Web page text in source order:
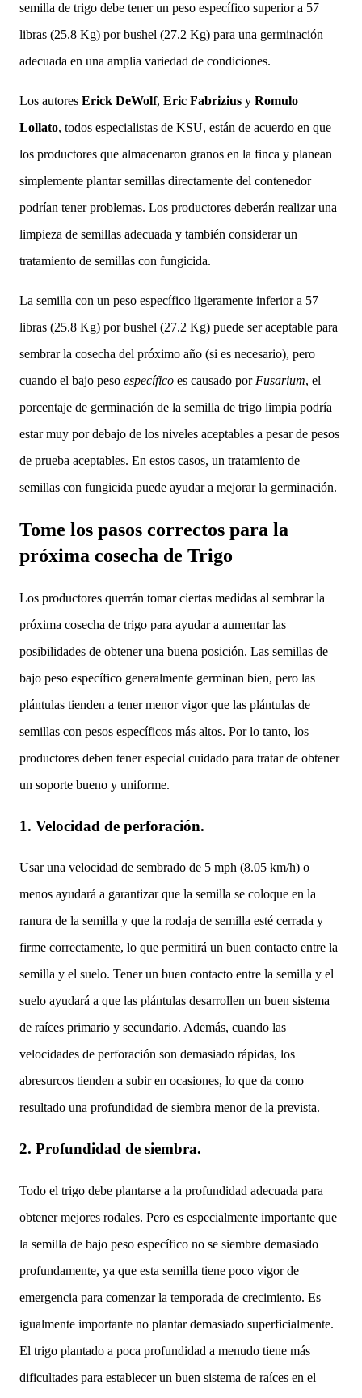
semilla de trigo debe tener un peso específico superior a 57
libras (25.8 Kg) por bushel (27.2 Kg) para una germinación
adecuada en una amplia variedad de condiciones.
Los autores Erick DeWolf, Eric Fabrizius y Romulo
Lollato, todos especialistas de KSU, están de acuerdo en que
los productores que almacenaron granos en la finca y planean
simplemente plantar semillas directamente del contenedor
podrían tener problemas. Los productores deberán realizar una
limpieza de semillas adecuada y también considerar un
tratamiento de semillas con fungicida.
La semilla con un peso específico ligeramente inferior a 57
libras (25.8 Kg) por bushel (27.2 Kg) puede ser aceptable para
sembrar la cosecha del próximo año (si es necesario), pero
cuando el bajo peso específico es causado por Fusarium, el
porcentaje de germinación de la semilla de trigo limpia podría
estar muy por debajo de los niveles aceptables a pesar de pesos
de prueba aceptables. En estos casos, un tratamiento de
semillas con fungicida puede ayudar a mejorar la germinación.
Tome los pasos correctos para la
próxima cosecha de Trigo
Los productores querrán tomar ciertas medidas al sembrar la
próxima cosecha de trigo para ayudar a aumentar las
posibilidades de obtener una buena posición. Las semillas de
bajo peso específico generalmente germinan bien, pero las
plántulas tienden a tener menor vigor que las plántulas de
semillas con pesos específicos más altos. Por lo tanto, los
productores deben tener especial cuidado para tratar de obtener
un soporte bueno y uniforme.
1. Velocidad de perforación.
Usar una velocidad de sembrado de 5 mph (8.05 km/h) o
menos ayudará a garantizar que la semilla se coloque en la
ranura de la semilla y que la rodaja de semilla esté cerrada y
firme correctamente, lo que permitirá un buen contacto entre la
semilla y el suelo. Tener un buen contacto entre la semilla y el
suelo ayudará a que las plántulas desarrollen un buen sistema
de raíces primario y secundario. Además, cuando las
velocidades de perforación son demasiado rápidas, los
abresurcos tienden a subir en ocasiones, lo que da como
resultado una profundidad de siembra menor de la prevista.
2. Profundidad de siembra.
Todo el trigo debe plantarse a la profundidad adecuada para
obtener mejores rodales. Pero es especialmente importante que
la semilla de bajo peso específico no se siembre demasiado
profundamente, ya que esta semilla tiene poco vigor de
emergencia para comenzar la temporada de crecimiento. Es
igualmente importante no plantar demasiado superficialmente.
El trigo plantado a poca profundidad a menudo tiene más
dificultades para establecer un buen sistema de raíces en el